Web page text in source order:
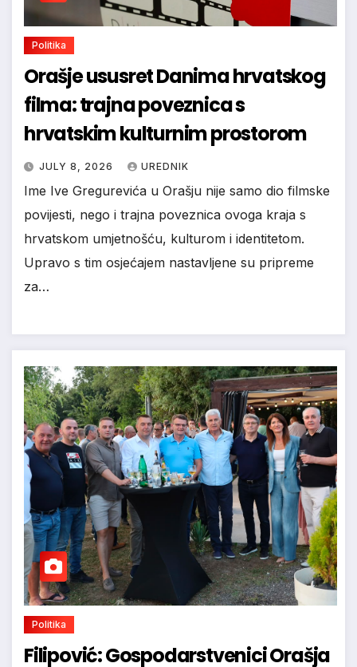
Politika
Orašje ususret Danima hrvatskog
filma: trajna poveznica s
hrvatskim kulturnim prostorom
JULY 8, 2026 UREDNIK
Ime Ive Gregurevića u Orašju nije samo dio filmske
povijesti, nego i trajna poveznica ovoga kraja s
hrvatskom umjetnošću, kulturom i identitetom.
Upravo s tim osjećajem nastavljene su pripreme
za…
Politika
Filipović: Gospodarstvenici Orašja